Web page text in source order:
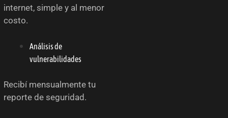
internet, simple y al menor
costo.
Análisis de
vulnerabilidades
Recibí mensualmente tu
reporte de seguridad.